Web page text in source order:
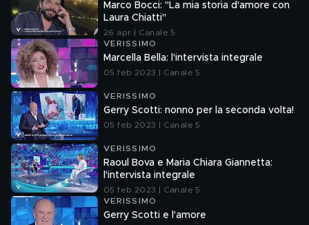
Marco Bocci: "La mia storia d'amore con
Laura Chiatti"
26 apr | Canale 5
VERISSIMO
Marcella Bella: l'intervista integrale
05 feb 2023 | Canale 5
VERISSIMO
Gerry Scotti: nonno per la seconda volta!
05 feb 2023 | Canale 5
VERISSIMO
Raoul Bova e Maria Chiara Giannetta:
l'intervista integrale
05 feb 2023 | Canale 5
VERISSIMO
Gerry Scotti e l'amore